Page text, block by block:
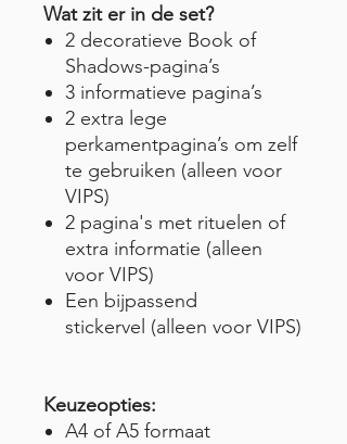
Wat zit er in de set?
2 decoratieve Book of
Shadows-pagina’s
3 informatieve pagina’s
2 extra lege
perkamentpagina’s om zelf
te gebruiken (alleen voor
VIPS)
2 pagina's met rituelen of
extra informatie (alleen
voor VIPS)
Een bijpassend
stickervel (alleen voor VIPS)
Keuzeopties:
A4 of A5 formaat